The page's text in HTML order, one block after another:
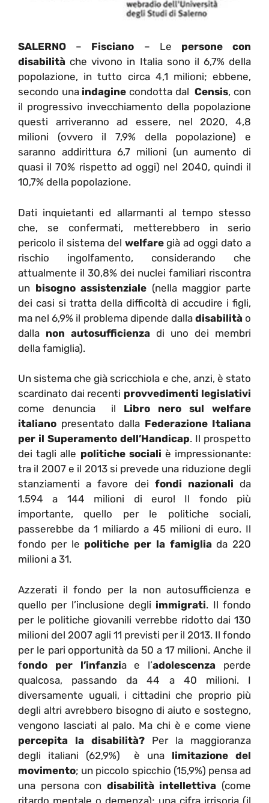
SALERNO – Fisciano – Le persone con
disabilità che vivono in Italia sono il 6,7% della
popolazione, in tutto circa 4,1 milioni; ebbene,
secondo una indagine condotta dalCensis, con
il progressivo invecchiamento della popolazione
questi arriveranno ad essere, nel 2020, 4,8
milioni (ovvero il 7,9% della popolazione) e
saranno addirittura 6,7 milioni (un aumento di
quasi il 70% rispetto ad oggi) nel 2040, quindi il
10,7% della popolazione.
Dati inquietanti ed allarmanti al tempo stesso
che, se confermati, metterebbero in serio
pericolo il sistema del welfaregià ad oggi dato a
rischio ingolfamento, considerando che
attualmente il 30,8% dei nuclei familiari riscontra
un bisogno assistenziale (nella maggior parte
dei casi si tratta della difficoltà di accudire i figli,
ma nel 6,9% il problema dipende dalla disabilità o
dalla non autosufficienza di uno dei membri
della famiglia).
Un sistema che già scricchiola e che, anzi, è stato
scardinato dai recenti provvedimenti legislativi
come denuncia il Libro nero sul welfare
italiano presentato dalla Federazione Italiana
per il Superamento dell’Handicap. Il prospetto
dei tagli alle politiche sociali è impressionante:
tra il 2007 e il 2013 si prevede una riduzione degli
stanziamenti a favore dei fondi nazionalida
1.594 a 144 milioni di euro! Il fondo più
importante, quello per le politiche sociali,
passerebbe da 1 miliardo a 45 milioni di euro. Il
fondo per le politiche per la famigliada 220
milioni a 31.
Azzerati il fondo per la non autosufficienza e
quello per l’inclusione degli immigrati. Il fondo
per le politiche giovanili verrebbe ridotto dai 130
milioni del 2007 agli 11 previsti per il 2013. Il fondo
per le pari opportunità da 50 a 17 milioni. Anche il
fondo per l’infanzia e l’adolescenza perde
qualcosa, passando da 44 a 40 milioni. I
diversamente uguali, i cittadini che proprio più
degli altri avrebbero bisogno di aiuto e sostegno,
vengono lasciati al palo. Ma chi è e come viene
percepita la disabilità? Per la maggioranza
degli italiani (62,9%) è una limitazione del
movimento; un piccolo spicchio (15,9%) pensa ad
una persona con disabilità intellettiva (come
ritardo mentale o demenza); una cifra irrisoria (il